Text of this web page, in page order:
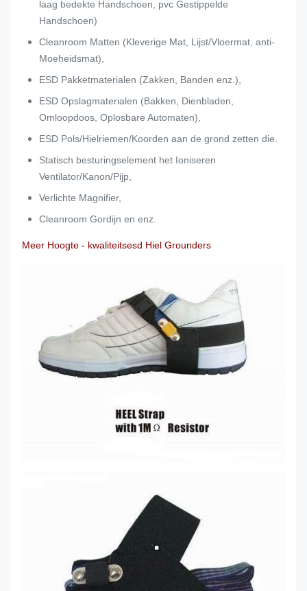
laag bedekte Handschoen, pvc Gestippelde
Handschoen)
Cleanroom Matten (Kleverige Mat, Lijst/Vloermat, anti-
Moeheidsmat),
ESD Pakketmaterialen (Zakken, Banden enz.),
ESD Opslagmaterialen (Bakken, Dienbladen,
Omloopdoos, Oplosbare Automaten),
ESD Pols/Hielriemen/Koorden aan de grond zetten die.
Statisch besturingselement het Ioniseren
Ventilator/Kanon/Pijp,
Verlichte Magnifier,
Cleanroom Gordijn en enz.
Meer Hoogte - kwaliteitsesd Hiel Grounders